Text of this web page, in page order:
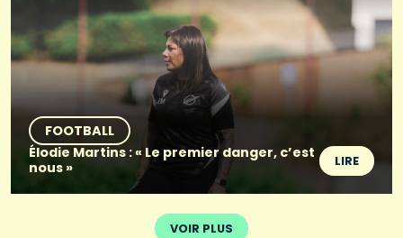
FOOTBALL
Élodie Martins : « Le premier danger, c’est
nous »
LIRE
VOIR PLUS